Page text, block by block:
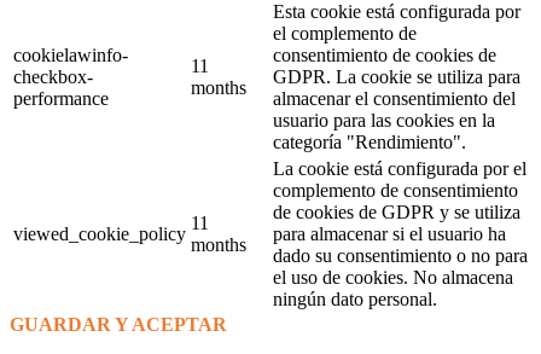
cookielawinfo-
checkbox-
performance
11
months
Esta cookie está configurada por
el complemento de
consentimiento de cookies de
GDPR. La cookie se utiliza para
almacenar el consentimiento del
usuario para las cookies en la
categoría "Rendimiento".
viewed_cookie_policy
11
months
La cookie está configurada por el
complemento de consentimiento
de cookies de GDPR y se utiliza
para almacenar si el usuario ha
dado su consentimiento o no para
el uso de cookies. No almacena
ningún dato personal.
GUARDAR Y ACEPTAR